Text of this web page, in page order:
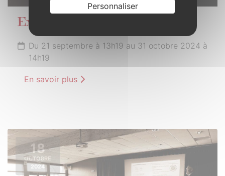
Exploration
Du 21 septembre à 13h19 au 31 octobre 2024 à
14h19
En savoir plus
18
OCTOBRE
2024
Personnaliser